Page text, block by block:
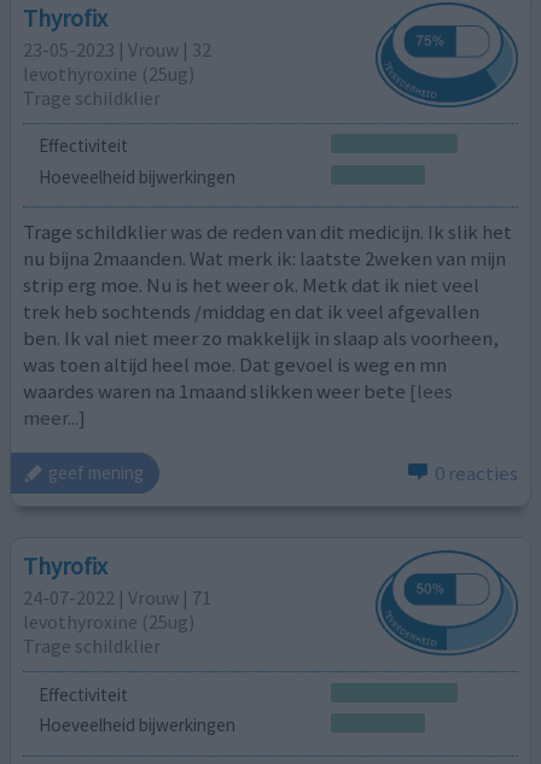
Thyrofix
23-05-2023 | Vrouw | 32
levothyroxine (25ug)
Trage schildklier
Effectiviteit
Hoeveelheid bijwerkingen
Trage schildklier was de reden van dit medicijn. Ik slik het
nu bijna 2maanden. Wat merk ik: laatste 2weken van mijn
strip erg moe. Nu is het weer ok. Metk dat ik niet veel
trek heb sochtends /middag en dat ik veel afgevallen
ben. Ik val niet meer zo makkelijk in slaap als voorheen,
was toen altijd heel moe. Dat gevoel is weg en mn
waardes waren na 1maand slikken weer bete [lees
meer...]
geef mening 0 reacties
Thyrofix
24-07-2022 | Vrouw | 71
levothyroxine (25ug)
Trage schildklier
Effectiviteit
Hoeveelheid bijwerkingen